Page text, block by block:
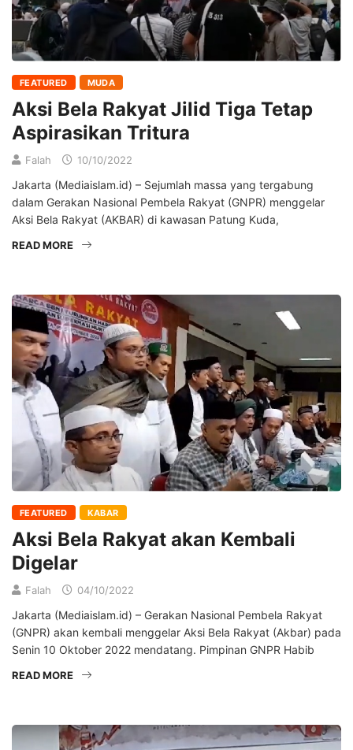
FEATURED MUDA
Aksi Bela Rakyat Jilid Tiga Tetap
Aspirasikan Tritura
Falah 10/10/2022
Jakarta (Mediaislam.id) – Sejumlah massa yang tergabung
dalam Gerakan Nasional Pembela Rakyat (GNPR) menggelar
Aksi Bela Rakyat (AKBAR) di kawasan Patung Kuda,
READ MORE
FEATURED KABAR
Aksi Bela Rakyat akan Kembali
Digelar
Falah 04/10/2022
Jakarta (Mediaislam.id) – Gerakan Nasional Pembela Rakyat
(GNPR) akan kembali menggelar Aksi Bela Rakyat (Akbar) pada
Senin 10 Oktober 2022 mendatang. Pimpinan GNPR Habib
READ MORE